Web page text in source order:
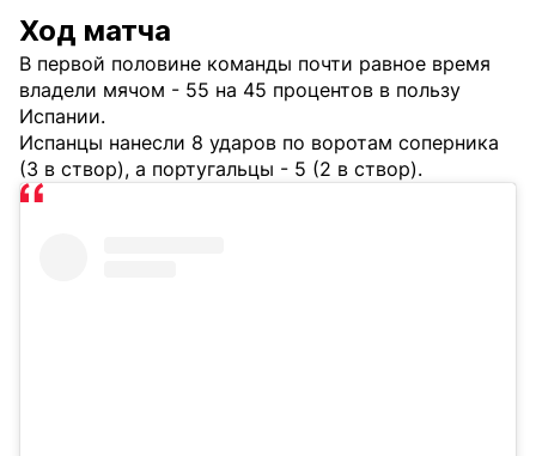
Ход матча
В первой половине команды почти равное время
владели мячом - 55 на 45 процентов в пользу
Испании.
Испанцы нанесли 8 ударов по воротам соперника
(3 в створ), а португальцы - 5 (2 в створ).